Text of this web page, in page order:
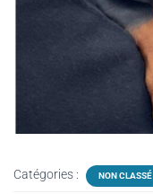
Catégories : NON CLASSÉ